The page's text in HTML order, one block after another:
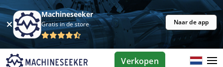
Machineseeker
Gratis in de store Naar de app
Verkopen